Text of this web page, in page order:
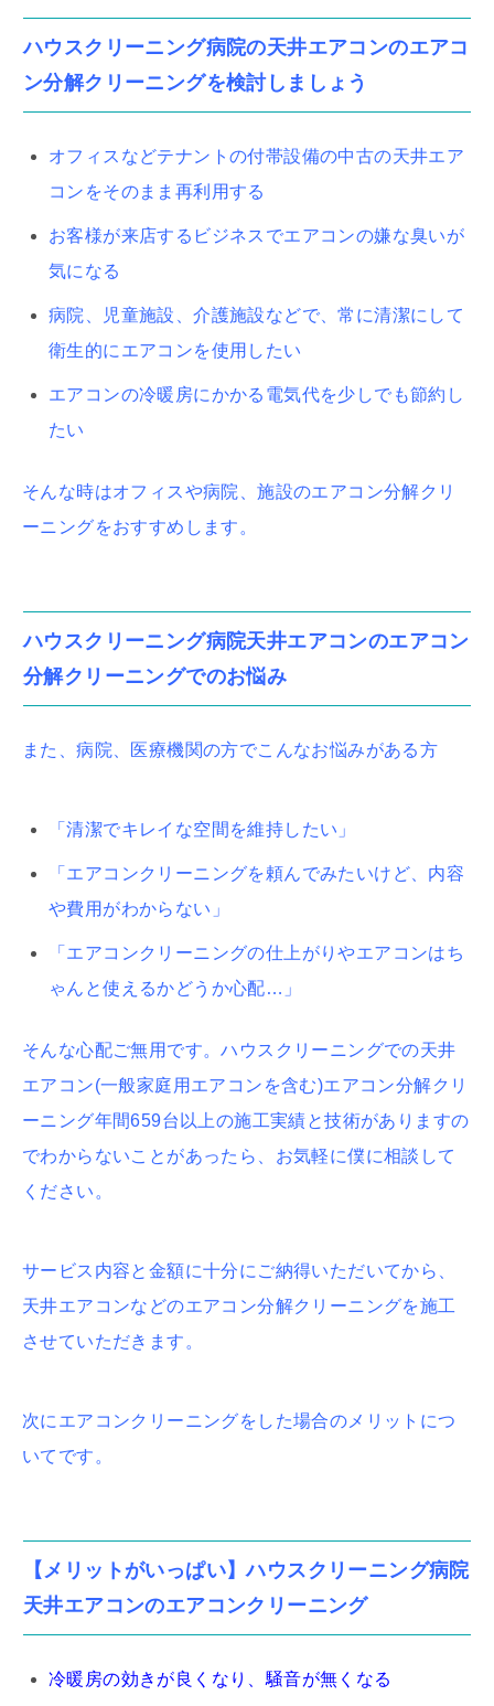
ハウスクリーニング病院の天井エアコンのエアコ
ン分解クリーニングを検討しましょう
オフィスなどテナントの付帯設備の中古の天井エア
コンをそのまま再利用する
お客様が来店するビジネスでエアコンの嫌な臭いが
気になる
病院、児童施設、介護施設などで、常に清潔にして
衛生的にエアコンを使用したい
エアコンの冷暖房にかかる電気代を少しでも節約し
たい
そんな時はオフィスや病院、施設のエアコン分解クリ
ーニングをおすすめします。
ハウスクリーニング病院天井エアコンのエアコン
分解クリーニングでのお悩み
また、病院、医療機関の方でこんなお悩みがある方
「清潔でキレイな空間を維持したい」
「エアコンクリーニングを頼んでみたいけど、内容
や費用がわからない」
「エアコンクリーニングの仕上がりやエアコンはち
ゃんと使えるかどうか心配…」
そんな心配ご無用です。ハウスクリーニングでの天井
エアコン(一般家庭用エアコンを含む)エアコン分解クリ
ーニング年間659台以上の施工実績と技術がありますの
でわからないことがあったら、お気軽に僕に相談して
ください。
サービス内容と金額に十分にご納得いただいてから、
天井エアコンなどのエアコン分解クリーニングを施工
させていただきます。
次にエアコンクリーニングをした場合のメリットにつ
いてです。
【メリットがいっぱい】ハウスクリーニング病院
天井エアコンのエアコンクリーニング
冷暖房の効きが良くなり、騒音が無くなる